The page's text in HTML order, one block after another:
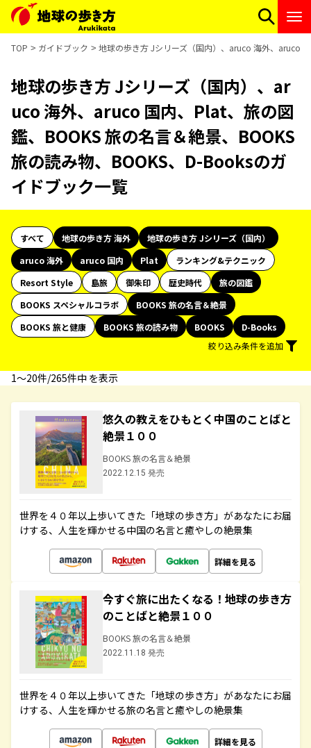
TOP ガイドブック 地球の歩き方 Jシリーズ（国内）、aruco 海外、aruco
地球の歩き方 Jシリーズ（国内）、ar
uco 海外、aruco 国内、Plat、旅の図
鑑、BOOKS 旅の名言＆絶景、BOOKS
旅の読み物、BOOKS、D-Booksのガ
イドブック一覧
すべて 地球の歩き方 海外
地球の歩き方 Jシリーズ（国内）
aruco 海外
aruco 国内 Plat
ランキング&テクニック
Resort Style
島旅 御朱印 歴史時代
旅の図鑑
BOOKS スペシャルコラボ
BOOKS 旅の名言＆絶景
BOOKS 旅と健康
BOOKS 旅の読み物 BOOKS
D-Books
絞り込み条件を追加
1〜20件/265件中 を表示
悠久の教えをひもとく中国のことばと
絶景１００
BOOKS 旅の名言＆絶景
2022.12.15 発売
世界を４０年以上歩いてきた「地球の歩き方」があなたにお届
けする、人生を輝かせる中国の名言と癒やしの絶景集
詳細を見る
今すぐ旅に出たくなる！地球の歩き方
のことばと絶景１００
BOOKS 旅の名言＆絶景
2022.11.18 発売
世界を４０年以上歩いてきた「地球の歩き方」があなたにお届
けする、人生を輝かせる旅の名言と癒やしの絶景集
詳細を見る